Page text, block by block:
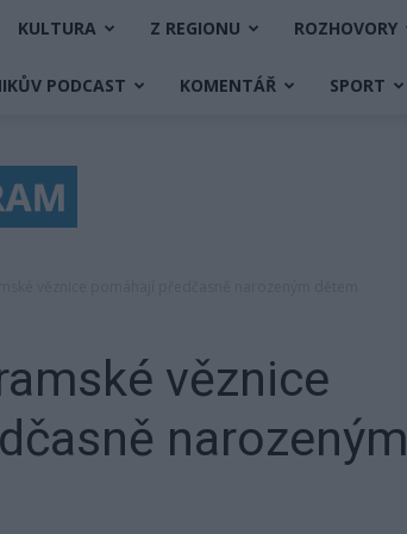
KULTURA Z REGIONU ROZHOVORY
PODCAST KOMENTÁŘ SPORT
věznice
narozeným